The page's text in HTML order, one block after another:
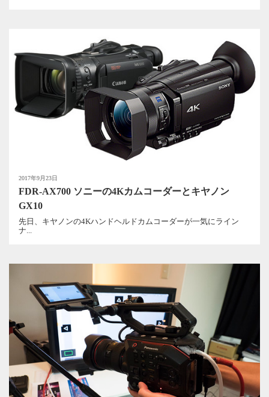
2017年9月23日
FDR-AX700 ソニーの4Kカムコーダーとキヤノン
GX10
先日、キヤノンの4Kハンドヘルドカムコーダーが一気にライン
ナ...